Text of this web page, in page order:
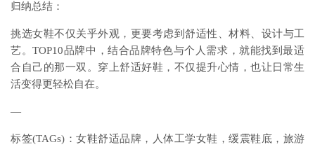
归纳总结：
挑选女鞋不仅关乎外观，更要考虑到舒适性、材料、设计与工
艺。TOP10品牌中，结合品牌特色与个人需求，就能找到最适
合自己的那一双。穿上舒适好鞋，不仅提升心情，也让日常生
活变得更轻松自在。
—
标签(TAGs)：女鞋舒适品牌，人体工学女鞋，缓震鞋底，旅游